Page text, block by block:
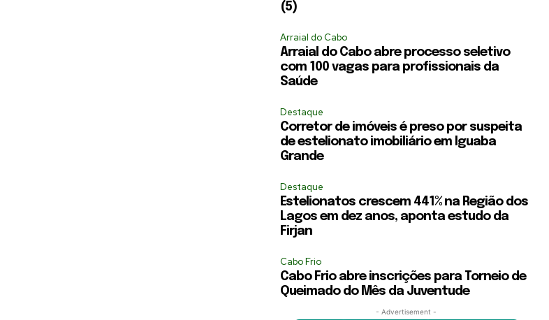
(5)
Arraial do Cabo
Arraial do Cabo abre processo seletivo
com 100 vagas para profissionais da
Saúde
Destaque
Corretor de imóveis é preso por suspeita
de estelionato imobiliário em Iguaba
Grande
Destaque
Estelionatos crescem 441% na Região dos
Lagos em dez anos, aponta estudo da
Firjan
Cabo Frio
Cabo Frio abre inscrições para Torneio de
Queimado do Mês da Juventude
- Advertisement -